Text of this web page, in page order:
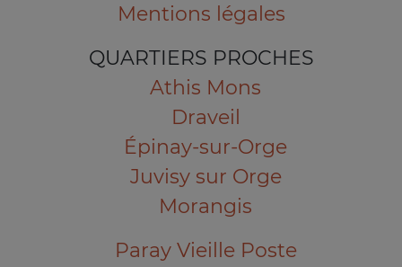
Mentions légales
QUARTIERS PROCHES
Athis Mons
Draveil
Épinay-sur-Orge
Juvisy sur Orge
Morangis
Paray Vieille Poste